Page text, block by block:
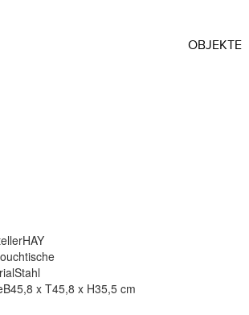
OBJEKTE
HAY
Stahl
B45,8 x T45,8 x H35,5 cm